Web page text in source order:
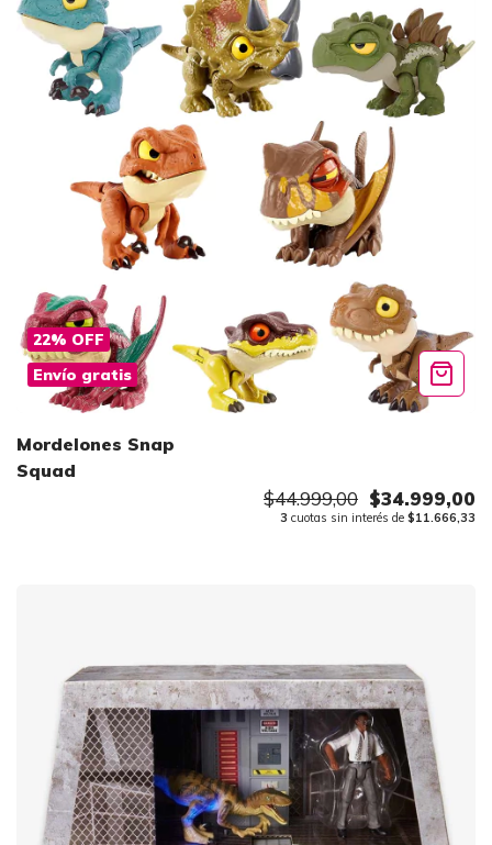
22% OFF
Envío gratis
Mordelones Snap
Squad
$44.999,00 $34.999,00
3 cuotas sin interés de $11.666,33